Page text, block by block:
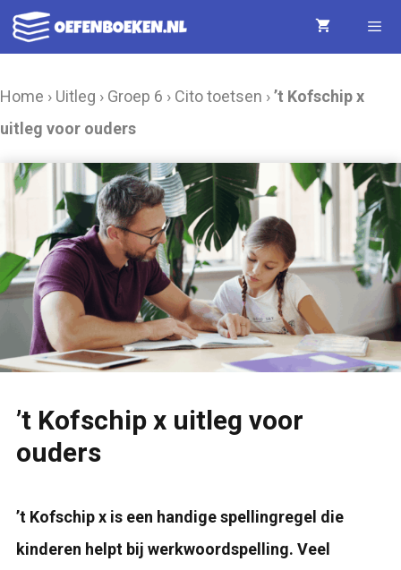
Ga
naar
Home › Uitleg › Groep 6 › Cito toetsen ›’t Kofschip x
uitleg voor ouders
’t Kofschip x uitleg voor
ouders
’t Kofschip x is een handige spellingregel die
kinderen helpt bij werkwoordspelling. Veel